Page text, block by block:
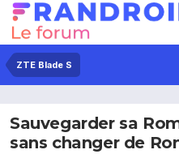
ZTE Blade S
Sauvegarder sa
sans changer de